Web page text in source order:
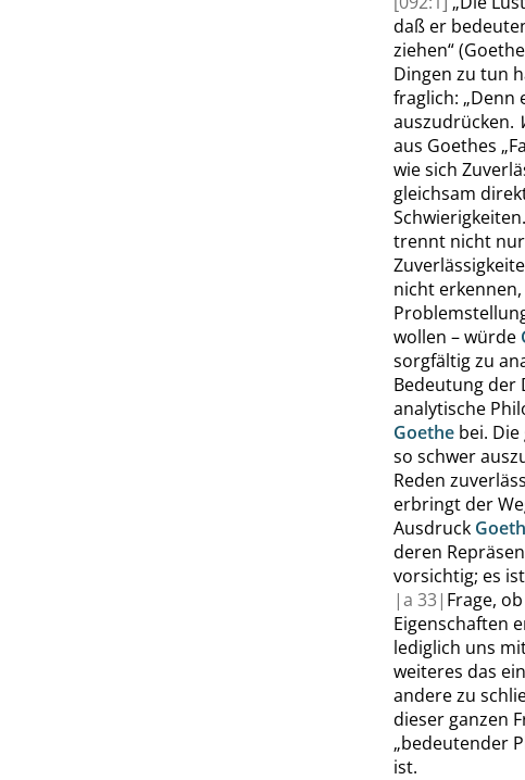
daß er
ziehen“(Goethe
Dingen zu tun
fraglich: „Denn
auszudrücken.
aus Goethes „
wie sich
gleichsam
trennt nicht nur
nicht
wollen – würde
sorgfältig zu
Bedeutung der
analytische
Goethe bei.
so schwer
Reden
erbringt der
Ausdruck
deren
vorsichtig; es
|a 33| Frage,
Eigenschaften
lediglich uns
weiteres das
andere zu
dieser ganzen
„bedeutender
ist.